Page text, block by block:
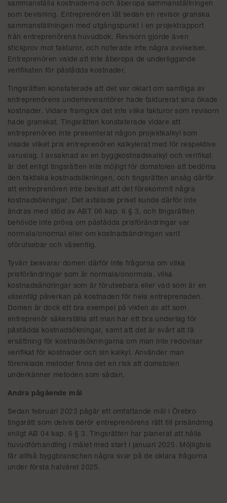
sammanställa kostnaderna och åberopa sammanställningen
som bevisning. Entreprenören lät sedan en revisor granska
sammanställningen med utgångspunkt i en projektrapport
från entreprenörens huvudbok. Revisorn gjorde även
stickprov mot fakturor, och noterade inte några avvikelser.
Entreprenören valde att inte åberopa de underliggande
verifikaten för påstådda kostnader.
Tingsrätten konstaterade att det var oklart om samtliga av
entreprenörens underleverantörer hade fakturerat sina ökade
kostnader. Vidare framgick det inte vilka fakturor som revisorn
hade granskat. Tingsrätten konstaterade vidare att
entreprenören inte presenterat någon projektkalkyl som
visade vilket pris entreprenören kalkylerat med för respektive
varuslag. I avsaknad av en byggkostnadskalkyl och verifikat
är det enligt tingsrätten inte möjligt för domstolen att bedöma
den faktiska kostnadsökningen, och tingsrätten ansåg därför
att entreprenören inte bevisat att det förekommit några
kostnadsökningar. Det avtalade priset kunde därför inte
ändras med stöd av ABT 06 kap. 6 § 3, och tingsrätten
behövde inte pröva om påstådda prisförändringar var
normala/onormal eller om kostnadsändringen varit
oförutsebar och väsentlig.
Tyvärr besvarar domen därför inte frågorna om vilka
prisförändringar som är normala/onormala, vilka
kostnadsändringar som är förutsebara eller vad som är en
väsentlig påverkan på kostnaden för hela entreprenaden.
Domen är dock ett bra exempel på vikten av att som
entreprenör säkerställa att man har ett bra underlag för
påstådda kostnadsökningar, samt att det är svårt att få
ersättning för kostnadsökningarna om man inte redovisar
verifikat för kostnader och sin kalkyl. Använder man
förenklade metoder finns det en risk att domstolen
underkänner metoden som sådan.
Andra pågående mål
Sedan februari 2023 pågår ett omfattande mål i Örebro
tingsrätt som delvis berör entreprenörens rätt till prisändring
enligt AB 04 kap. 6 § 3. Tingsrätten har planerat att hålla
huvudförhandling i målet med start i januari 2025. Möjligtvis
får alltså byggbranschen några svar på de oklara frågorna
under första halvåret 2025.